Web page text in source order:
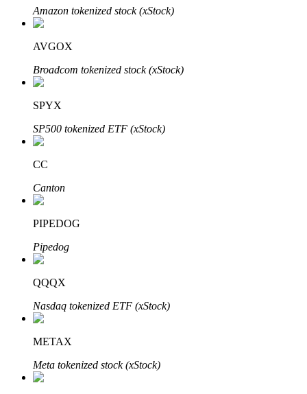
Raih keuntungan jangka panjang dan kepentingan fleksibel
Pelajari Staking
Pelajari tentang mendapatkan penghasilan pasif
Amazon tokenized stock (xStock)
AVGOX
Broadcom tokenized stock (xStock)
SPYX
SP500 tokenized ETF (xStock)
CC
Canton
PIPEDOG
Pipedog
QQQX
Nasdaq tokenized ETF (xStock)
METAX
Meta tokenized stock (xStock)